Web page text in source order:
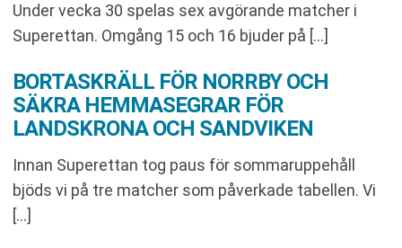
Under vecka 30 spelas sex avgörande matcher i
Superettan. Omgång 15 och 16 bjuder på […]
BORTASKRÄLL FÖR NORRBY OCH
SÄKRA HEMMASEGRAR FÖR
LANDSKRONA OCH SANDVIKEN
Innan Superettan tog paus för sommaruppehåll
bjöds vi på tre matcher som påverkade tabellen. Vi
[…]